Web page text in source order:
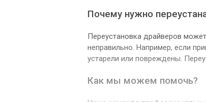
Почему нужно
Переустановка драйверов
неправильно. Например, если
устарели или повреждены.
Как мы можем помочь?